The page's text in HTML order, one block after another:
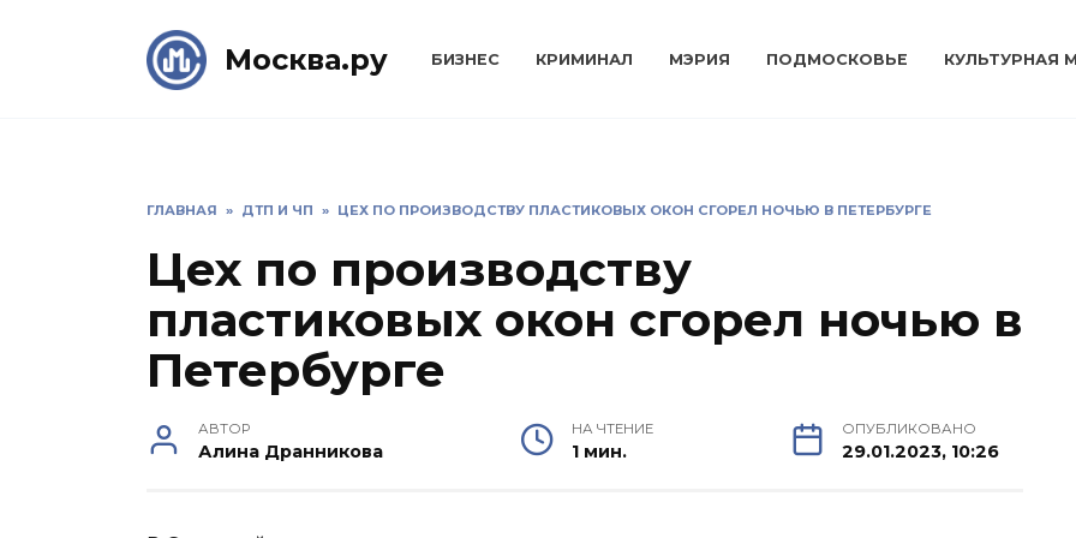
Москва.ру БИЗНЕС КРИМИНАЛ МЭРИЯ ПОДМОСКОВЬЕ КУЛЬТУРНАЯ
ГЛАВНАЯ » ДТП И ЧП » ЦЕХ ПО ПРОИЗВОДСТВУ ПЛАСТИКОВЫХ ОКОН СГОРЕЛ НОЧЬЮ В ПЕТЕРБУРГЕ
Цех по производству
пластиковых окон сгорел ночью в
Петербурге
АВТОР
Алина Дранникова
НА ЧТЕНИЕ
1 мин.
ОПУБЛИКОВАНО
29.01.2023, 10:26